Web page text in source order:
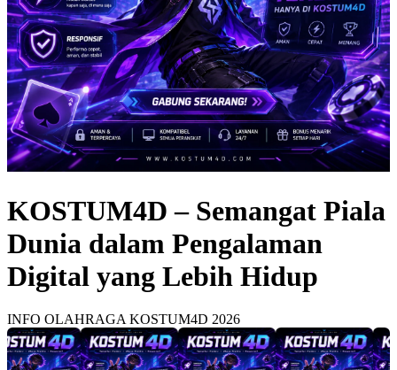
KOSTUM4D – Semangat Piala
Dunia dalam Pengalaman
Digital yang Lebih Hidup
INFO OLAHRAGA KOSTUM4D 2026